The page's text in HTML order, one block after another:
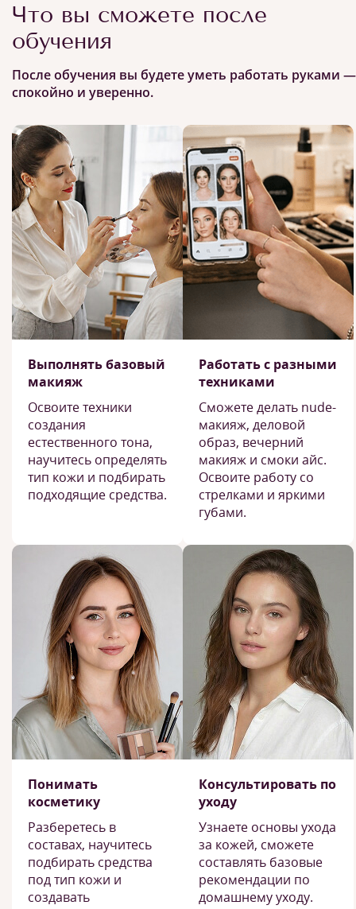
Что вы сможете после
обучения
После обучения вы будете уметь работать руками —
спокойно и уверенно.
Выполнять базовый
макияж
Освоите техники
создания
естественного тона,
научитесь определять
тип кожи и подбирать
подходящие средства.
Работать с разными
техниками
Сможете делать nude-
макияж, деловой
образ, вечерний
макияж и смоки айс.
Освоите работу со
стрелками и яркими
губами.
Понимать
косметику
Разберетесь в
составах, научитесь
подбирать средства
под тип кожи и
создавать
Консультировать по
уходу
Узнаете основы ухода
за кожей, сможете
составлять базовые
рекомендации по
домашнему уходу.